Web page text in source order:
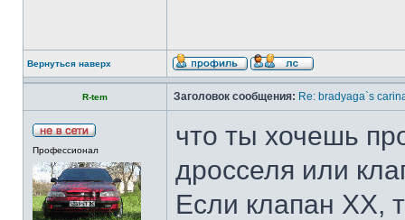
Вернуться наверх
R-tem Заголовок сообщения: Re: bradyaga`s
Профессионал
что ты хочешь
дросселя или
Если клапан ХХ,